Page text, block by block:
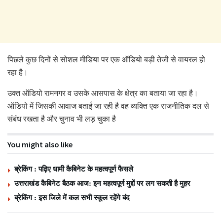
पिछले कुछ दिनों से सोशल मीडिया पर एक ऑडियो बड़ी तेजी से वायरल हो
रहा है।
उक्त ऑडियो रामनगर व उसके आसपास के क्षेत्र का बताया जा रहा है।
ऑडियो में जिसकी आवाज बताई जा रही है वह व्यक्ति एक राजनीतिक दल से
संबंध रखता है और चुनाव भी लड़ चुका है
You might also like
ब्रेकिंग : पढ़िए धामी कैबिनेट के महत्वपूर्ण फैसले
उत्तराखंड कैबिनेट बैठक आज: इन महत्वपूर्ण मुद्दों पर लग सकती है मुहर
ब्रेकिंग : इस जिले में कल सभी स्कूल रहेंगे बंद